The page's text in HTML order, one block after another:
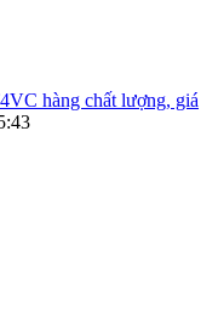
hàng chất lượng, giá